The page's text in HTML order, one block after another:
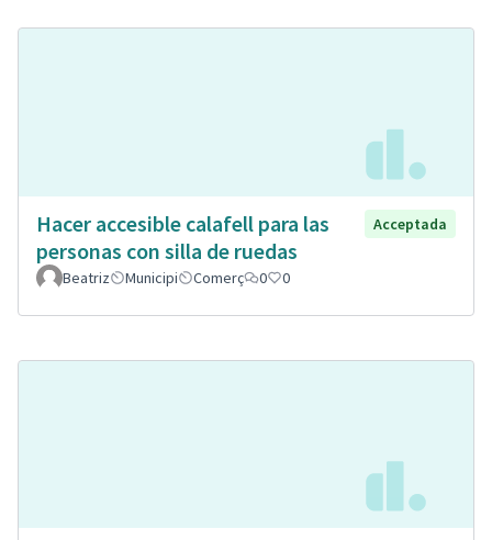
Hacer accesible calafell para las
personas con silla de ruedas
Acceptada
Beatriz Municipi Comerç 0 0